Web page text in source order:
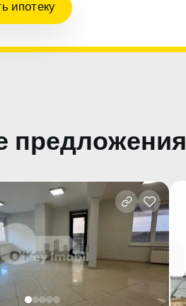
ипотеку
предложения